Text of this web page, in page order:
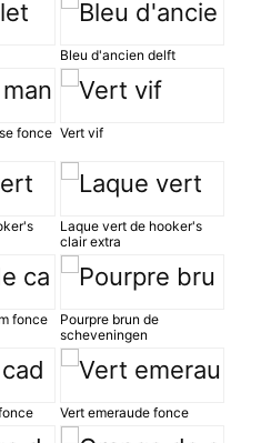
Bleu d'ancien delft
fonce Vert vif
Laque vert de hooker's
clair extra
fonce
Pourpre brun de
scheveningen
Vert emeraude fonce